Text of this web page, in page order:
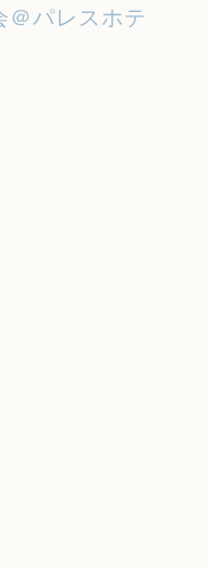
＠パレスホテ